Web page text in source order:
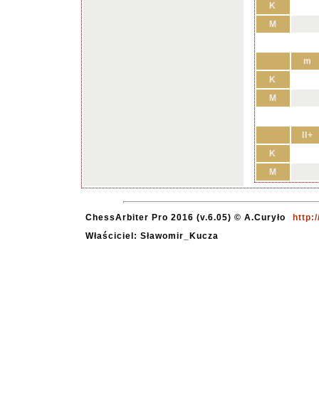
K
M
m
K
M
II+
K
M
ChessArbiter Pro 2016 (v.6.05) © A.Curyło
Właściciel: Sławomir_Kucza